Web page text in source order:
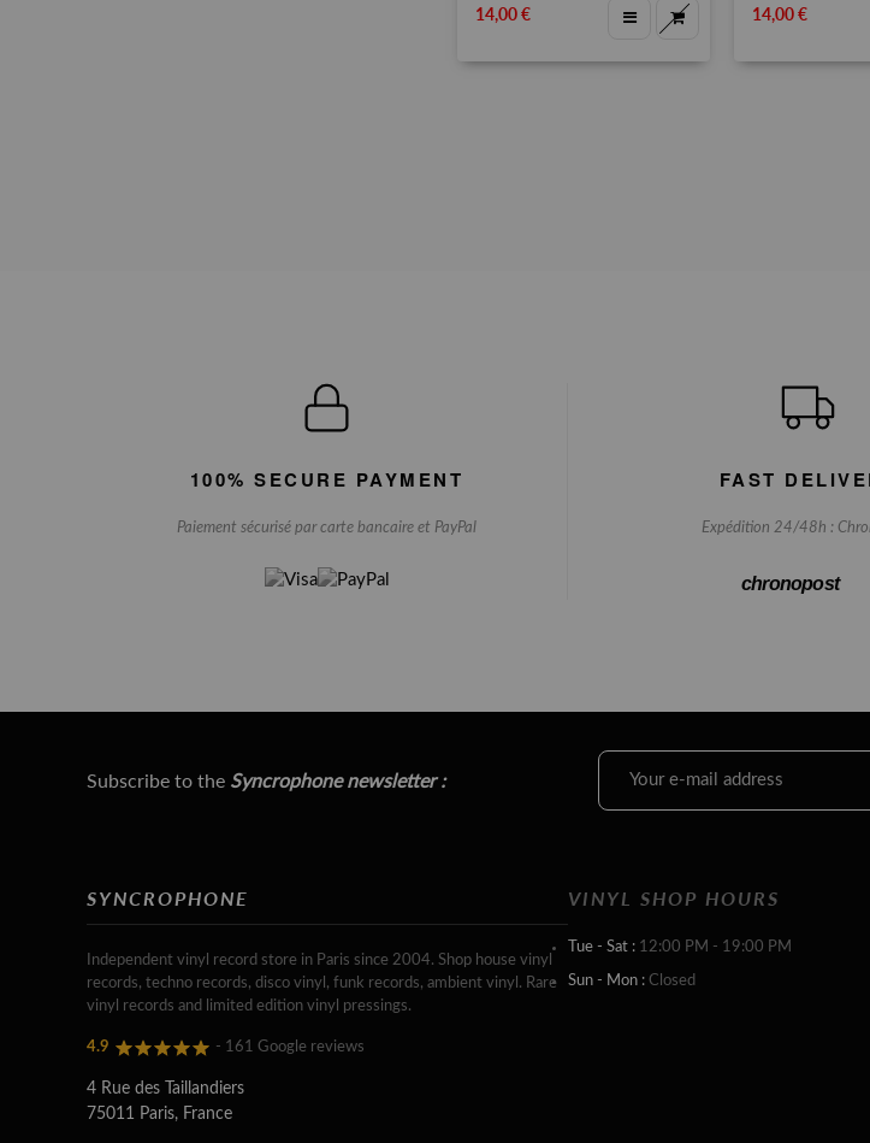
14,00 € 14,00 €
100% SECURE PAYMENT
Paiement sécurisé par carte bancaire et PayPal
FAST
Expédition 24/48h :
chronopost
Subscribe to the Syncrophone newsletter :
SYNCROPHONE
Independent vinyl record store in Paris since 2004. Shop house vinyl
records, techno records, disco vinyl, funk records, ambient vinyl. Rare
vinyl records and limited edition vinyl pressings.
4.9 - 161 Google reviews
4 Rue des Taillandiers
75011 Paris, France
VINYL SHOP HOURS
Tue - Sat : 12:00 PM - 19:00 PM
Sun - Mon : Closed